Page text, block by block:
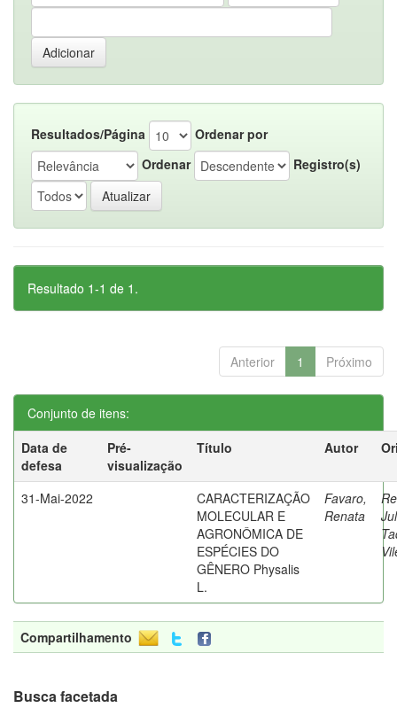
Resultados/Página
Ordenar por
Ordenar
Registro(s)
Resultado 1-1 de 1.
Anterior 1 Próximo
Conjunto de itens:
Data de
defesa
Pré-
visualização
Título Autor
31-Mai-2022
CARACTERIZAÇÃO
MOLECULAR E
AGRONÔMICA DE
ESPÉCIES DO
GÊNERO Physalis
L.
Favaro,
Renata
Compartilhamento
Busca facetada